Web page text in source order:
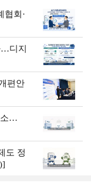
회·
…디지
편안
소…
도 정